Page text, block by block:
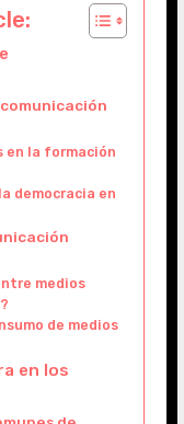
en la formación
democracia en
medios
de medios
en los